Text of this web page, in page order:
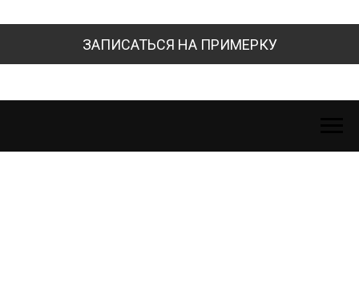
ЗАПИСАТЬСЯ НА ПРИМЕРКУ